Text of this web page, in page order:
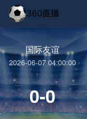
国际友谊
2026-06-07 04:00:00
0-0